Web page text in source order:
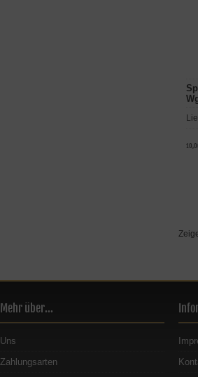
Mehr über...
Uns
Zahlungsarten